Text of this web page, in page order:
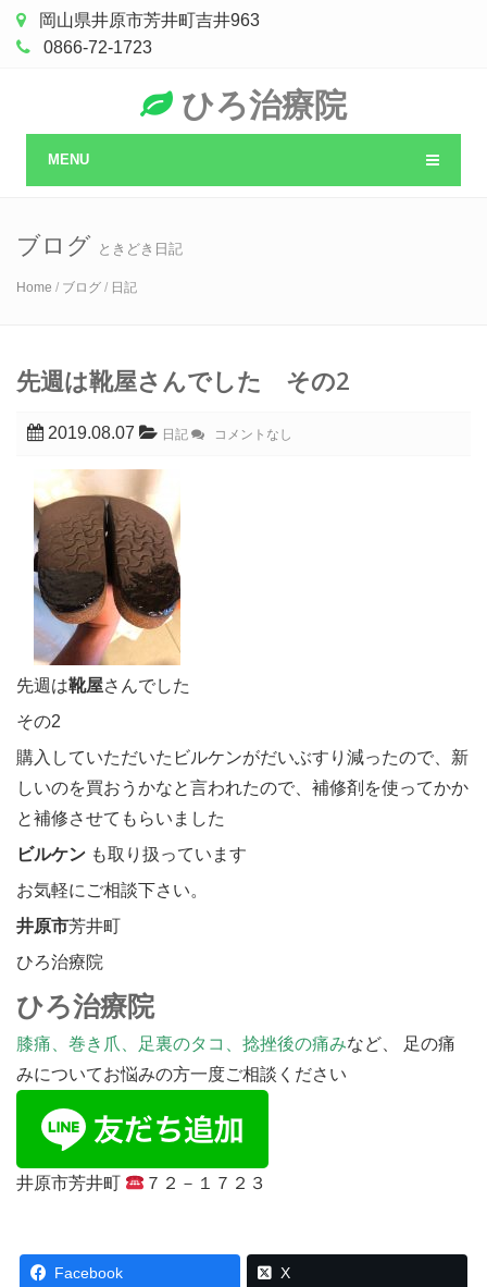
岡山県井原市芳井町吉井963
0866-72-1723
ひろ治療院
MENU
ブログ ときどき日記
Home / ブログ / 日記
先週は靴屋さんでした その2
2019.08.07 日記 コメントなし
先週は靴屋さんでした
その2
購入していただいたビルケンがだいぶすり減ったので、新
しいのを買おうかなと言われたので、補修剤を使ってかか
と補修させてもらいました
ビルケン も取り扱っています
お気軽にご相談下さい。
井原市芳井町
ひろ治療院
ひろ治療院
膝痛、巻き爪、足裏のタコ、捻挫後の痛みなど、 足の痛
みについてお悩みの方一度ご相談ください
井原市芳井町 ７２－１７２３
Facebook X